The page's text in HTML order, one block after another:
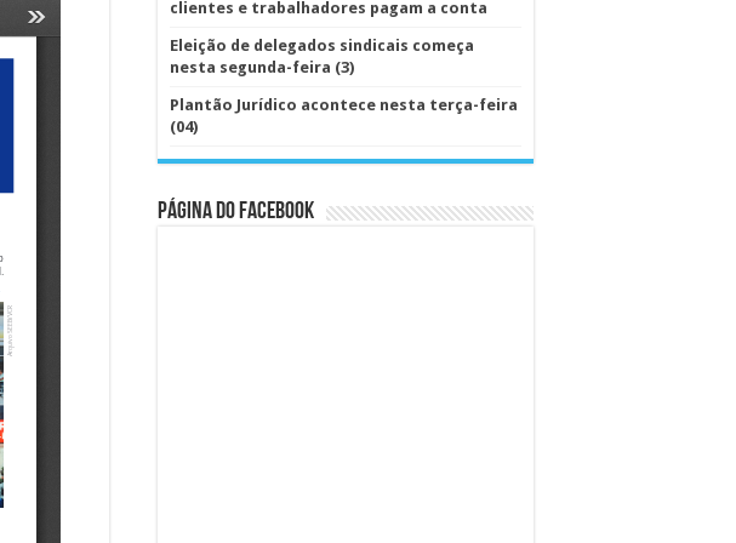
clientes e trabalhadores pagam a conta
Eleição de delegados sindicais começa
nesta segunda-feira (3)
Plantão Jurídico acontece nesta terça-feira
(04)
Página do Facebook